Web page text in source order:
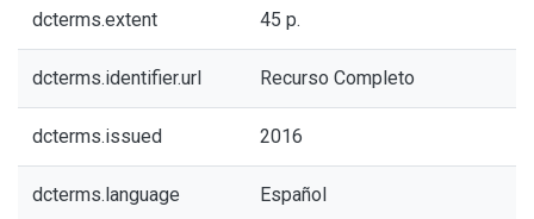
dcterms.extent 45 p.
dcterms.identifier.url Recurso Completo
dcterms.issued 2016
dcterms.language Español